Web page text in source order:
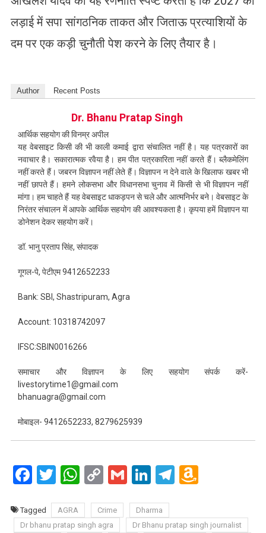
लड़ाई में सपा सांगठनिक ताकत और जिताऊ प्रत्याशियों के
दम पर एक कड़ी चुनौती पेश करने के लिए तैयार है।
Author Recent Posts
Dr. Bhanu Pratap Singh
आर्थिक सहयोग की विनम्र अपील
यह वेबसाइट किसी की भी काली कमाई द्वारा संचालित नहीं है। यह पत्रकारों का
नवाचार है। सकारात्मक रवैया है। हम पीत पत्रकारिता नहीं करते हैं। ब्लैकमेलिंग
नहीं करते हैं। जबरन विज्ञापन नहीं लेते हैं। विज्ञापन न देने वाले के खिलाफ खबर भी
नहीं छापते हैं। हमने लोकसभा और विधानसभा चुनाव में किसी से भी विज्ञापन नहीं
मांगा। हम चाहते हैं यह वेबसाइट धाकड़पन से चले और आत्मनिर्भर बने। वेबसाइट के
निरंतर संचालन में आपके आर्थिक सहयोग की आवश्यकता है। कृपया हमें विज्ञापन या
डोनेशन देकर सहयोग करें।
डॉ. भानु प्रताप सिंह, संपादक
गूगल-पे, पेटीएम 9412652233
Bank: SBI, Shastripuram, Agra
Account: 10318742097
IFSC:SBIN0016266
समाचार और विज्ञापन के लिए सहयोग संपर्क करें-
livestorytime1@gmail.com
bhanuagra@gmail.com
मोबाइल- 9412652233, 8279625939
Facebook
Twitter
WhatsApp
CopyGmailLinkedIn
Telegram
Amazon
List
Tagged AGRA Crime
Dharma
Dr bhanu pratap singh agra
Dr Bhanu pratap singh journalist